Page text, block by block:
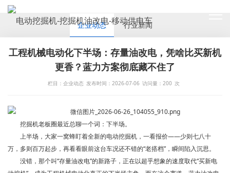
NEWS
企业动态 行业新闻
工程机械电动化下半场：存量油改电，凭啥比买新机
更香？蓝力方案彻底藏不住了
栏目：企业动态 发布时间：2026-07-06 访问量： 200 次
挖掘机老板圈最近总聊一个词：下半场。
上半场，大家一窝蜂盯着全新的电动挖掘机，一看报价——少则七八十
万，多则百万起步，再看看眼前这台车况还不错的“老搭档”，瞬间陷入沉思。
没错，那个叫“存量油改电”的新路子，正在以超乎想象的速度取代“买新电